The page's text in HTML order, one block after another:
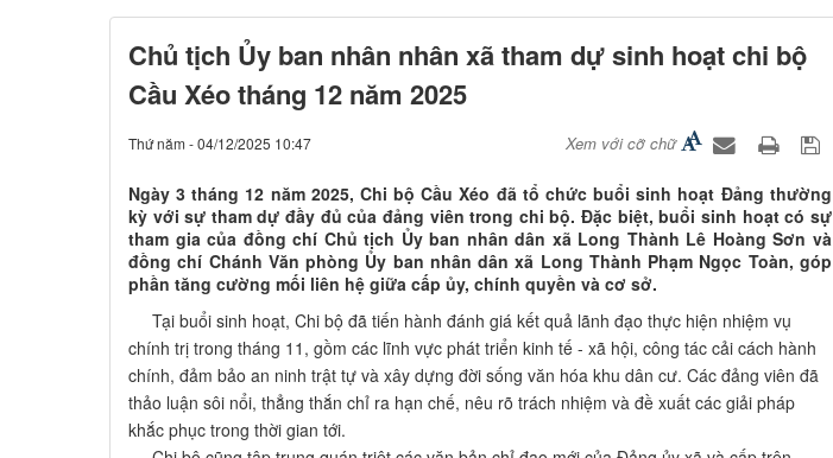
Chủ tịch Ủy ban nhân nhân xã tham dự sinh hoạt chi bộ
Cầu Xéo tháng 12 năm 2025
Thứ năm - 04/12/2025 10:47 Xem với cỡ chữ
Ngày 3 tháng 12 năm 2025, Chi bộ Cầu Xéo đã tổ chức buổi sinh hoạt Đảng thường
kỳ với sự tham dự đầy đủ của đảng viên trong chi bộ. Đặc biệt, buổi sinh hoạt có sự
tham gia của đồng chí Chủ tịch Ủy ban nhân dân xã Long Thành Lê Hoàng Sơn và
đồng chí Chánh Văn phòng Ủy ban nhân dân xã Long Thành Phạm Ngọc Toàn, góp
phần tăng cường mối liên hệ giữa cấp ủy, chính quyền và cơ sở.
Tại buổi sinh hoạt, Chi bộ đã tiến hành đánh giá kết quả lãnh đạo thực hiện nhiệm vụ
chính trị trong tháng 11, gồm các lĩnh vực phát triển kinh tế - xã hội, công tác cải cách hành
chính, đảm bảo an ninh trật tự và xây dựng đời sống văn hóa khu dân cư. Các đảng viên đã
thảo luận sôi nổi, thẳng thắn chỉ ra hạn chế, nêu rõ trách nhiệm và đề xuất các giải pháp
khắc phục trong thời gian tới.